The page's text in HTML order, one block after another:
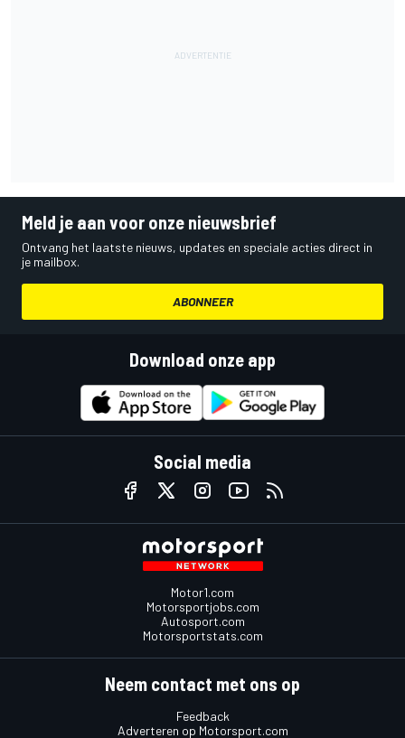
Meld je aan voor onze nieuwsbrief
Ontvang het laatste nieuws, updates en speciale acties direct in
je mailbox.
ABONNEER
Download onze app
Social media
Motor1.com
Motorsportjobs.com
Autosport.com
Motorsportstats.com
Neem contact met ons op
Feedback
Adverteren op Motorsport.com